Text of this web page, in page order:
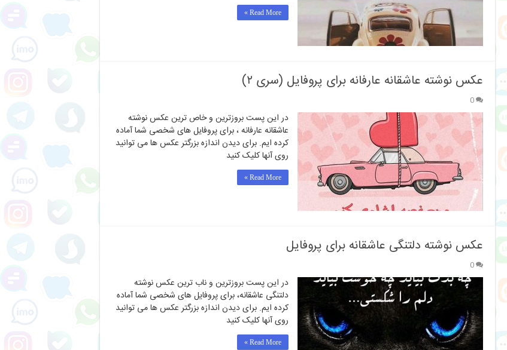
Read More »
عکس نوشته عاشقانه عارفانه برای پروفایل (سری ۲)
0
در این پست بروزترین و خاص ترین عکس نوشته
عاشقانه عارفانه ، برای پروفایل های شخصی شما آماده
کرده ایم. برای دیدن اندازه بزرگتر عکس ها می توانید
روی آنها کلیک کنید
Read More »
عکس نوشته دلتنگی عاشقانه برای پروفایل
0
در این پست بروزترین و ناب ترین عکس نوشته
دلتنگی عاشقانه، برای پروفایل های شخصی شما آماده
کرده ایم. برای دیدن اندازه بزرگتر عکس ها می توانید
روی آنها کلیک کنید
Read More »